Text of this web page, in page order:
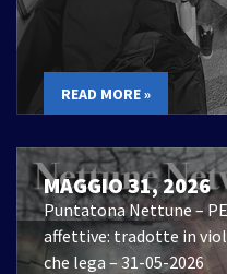
READ MORE »
MAGGIO 31, 2026
Puntatona Nettune –
affettive: tradotte in
che lega – 31-05-2026